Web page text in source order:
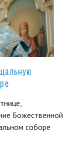
Божественной
соборе